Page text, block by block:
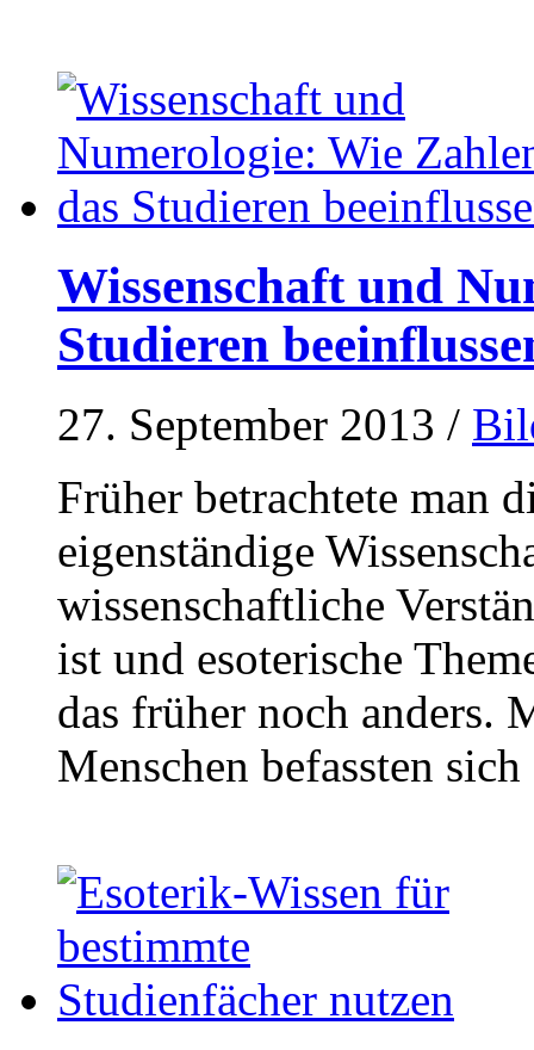
Wissenschaft und
Studieren
27. September 2013 /
Früher betrachtete man
eigenständige
wissenschaftliche
ist und esoterische
das früher noch anders.
Menschen befassten